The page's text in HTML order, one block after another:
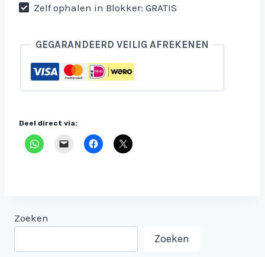
Zelf ophalen in Blokker: GRATIS
GEGARANDEERD VEILIG AFREKENEN
Deel direct via:
Zoeken
Zoeken